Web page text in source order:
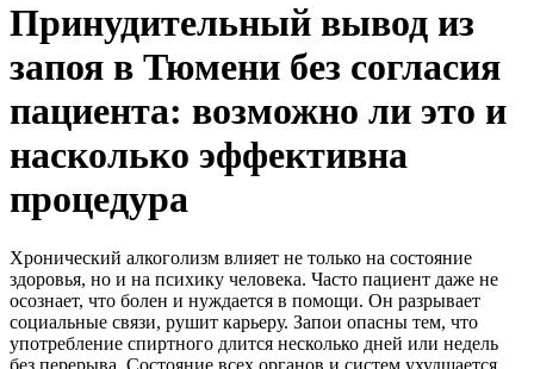
Принудительный вывод из
запоя в Тюмени без согласия
пациента: возможно ли это и
насколько эффективна
процедура
Хронический алкоголизм влияет не только на состояние
здоровья, но и на психику человека. Часто пациент даже не
осознает, что болен и нуждается в помощи. Он разрывает
социальные связи, рушит карьеру. Запои опасны тем, что
употребление спиртного длится несколько дней или недель
без перерыва. Состояние всех органов и систем ухудшается,